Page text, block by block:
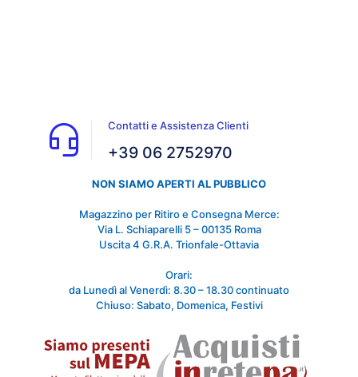
Contatti e Assistenza Clienti
+39 06 2752970
NON SIAMO APERTI AL PUBBLICO
Magazzino per Ritiro e Consegna Merce:
Via L. Schiaparelli 5 – 00135 Roma
Uscita 4 G.R.A. Trionfale-Ottavia
Orari:
da Lunedì al Venerdì: 8.30 – 18.30 continuato
Chiuso: Sabato, Domenica, Festivi